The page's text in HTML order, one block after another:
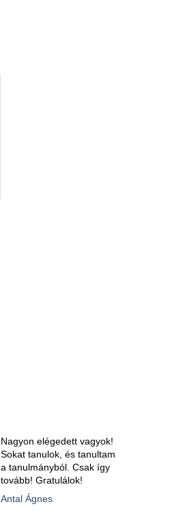
Nagyon elégedett vagyok!
Sokat tanulok, és tanultam
a tanulmányból. Csak így
tovább! Gratulálok!
Antal Ágnes